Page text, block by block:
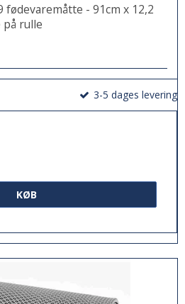
- 91cm x 12,2
rulle
3-5 dages levering
KØB